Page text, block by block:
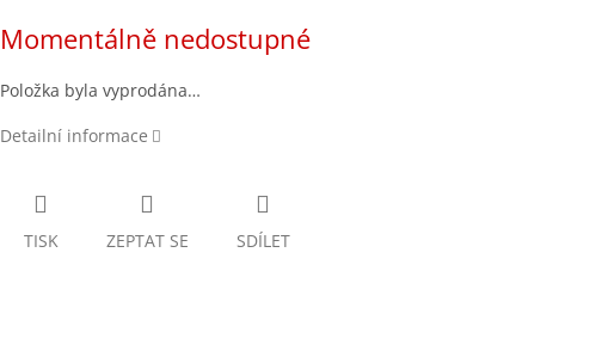
cena:
Momentálně nedostupné
Položka byla vyprodána…
Detailní informace
TISK ZEPTAT SE SDÍLET